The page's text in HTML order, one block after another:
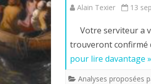
Alain Texier 13
Votre serviteur a
trouveront confirmé
pour lire davantage »
Analyses proposées